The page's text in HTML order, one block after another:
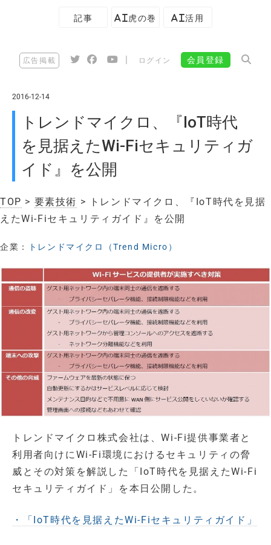
記事 AI虎の巻 AI活用
広告掲載 ログイン 会員登録
2016-12-14
トレンドマイクロ、『IoT時代
を見据えたWi-Fiセキュリティガ
イド』を公開
TOP > 要素技術 > トレンドマイクロ、『IoT時代を見据
えたWi-Fiセキュリティガイド』を公開
企業： トレンドマイクロ（Trend Micro）
トレンドマイクロ株式会社は、Wi-Fi提供事業者と
利用者向けにWi-Fi環境におけるセキュリティの脅
威とその対策を解説した「IoT時代を見据えたWi-Fi
セキュリティガイド」を本日公開した。
・「IoT時代を見据えたWi-Fiセキュリティガイド」